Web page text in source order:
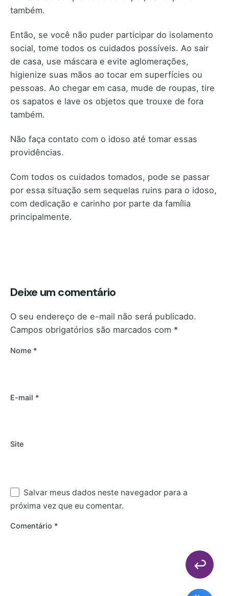
também.
Então, se você não puder participar do isolamento
social, tome todos os cuidados possíveis. Ao sair
de casa, use máscara e evite aglomerações,
higienize suas mãos ao tocar em superfícies ou
pessoas. Ao chegar em casa, mude de roupas, tire
os sapatos e lave os objetos que trouxe de fora
também.
Não faça contato com o idoso até tomar essas
providências.
Com todos os cuidados tomados, pode se passar
por essa situação sem sequelas ruins para o idoso,
com dedicação e carinho por parte da família
principalmente.
Deixe um comentário
O seu endereço de e-mail não será publicado.
Campos obrigatórios são marcados com *
Nome *
E-mail *
Site
Salvar meus dados neste navegador para a
próxima vez que eu comentar.
Comentário *